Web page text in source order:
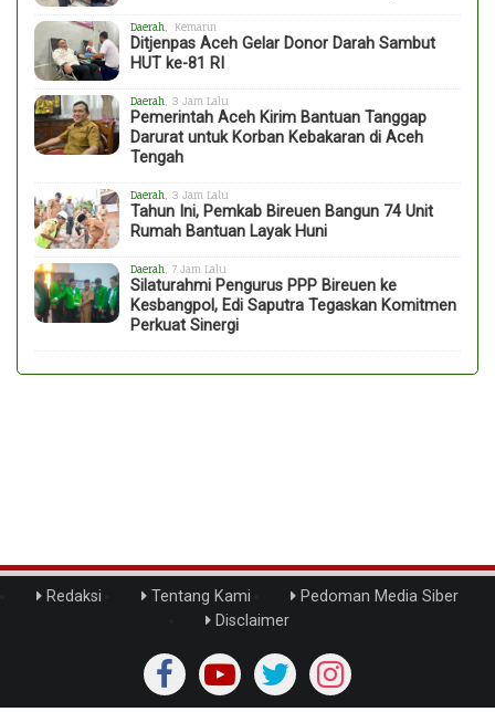
Daerah , Kemarin
Ditjenpas Aceh Gelar Donor Darah Sambut
HUT ke-81 RI
Daerah , 3 Jam Lalu
Pemerintah Aceh Kirim Bantuan Tanggap
Darurat untuk Korban Kebakaran di Aceh
Tengah
Daerah , 3 Jam Lalu
Tahun Ini, Pemkab Bireuen Bangun 74 Unit
Rumah Bantuan Layak Huni
Daerah , 7 Jam Lalu
Silaturahmi Pengurus PPP Bireuen ke
Kesbangpol, Edi Saputra Tegaskan Komitmen
Perkuat Sinergi
Redaksi Tentang Kami
Pedoman Media Siber
Disclaimer